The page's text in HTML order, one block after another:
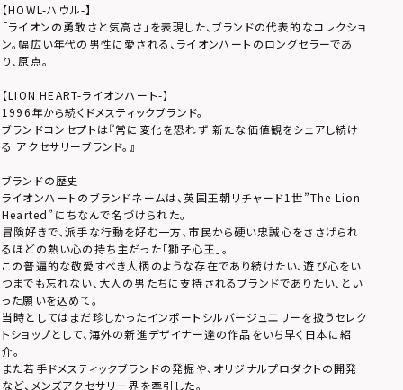
【HOWL-ハウル-】
「ライオンの勇敢さと気高さ」を表現した、ブランドの代表的なコレクショ
ン。幅広い年代の男性に愛される、ライオンハートのロングセラーであ
り、原点。
【LION HEART-ライオンハート-】
1996年から続くドメスティックブランド。
ブランドコンセプトは『常に変化を恐れず 新たな価値観をシェアし続け
る アクセサリーブランド。』
ブランドの歴史
ライオンハートのブランドネームは、英国王朝リチャード1世”The Lion
Hearted”にちなんで名づけられた。
冒険好きで、派手な行動を好む一方、市民から硬い忠誠心をささげられ
るほどの熱い心の持ち主だった「獅子心王」。
この普遍的な敬愛すべき人柄のような存在であり続けたい、遊び心をい
つまでも忘れない、大人の男たちに支持されるブランドでありたい、とい
った願いを込めて。
当時としてはまだ珍しかったインポートシルバージュエリーを扱うセレク
トショップとして、海外の新進デザイナー達の作品をいち早く日本に紹
介。
また若手ドメスティックブランドの発掘や、オリジナルプロダクトの開発
など、メンズアクセサリー界を牽引した。